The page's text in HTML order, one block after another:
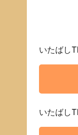
いたばし
いたばし